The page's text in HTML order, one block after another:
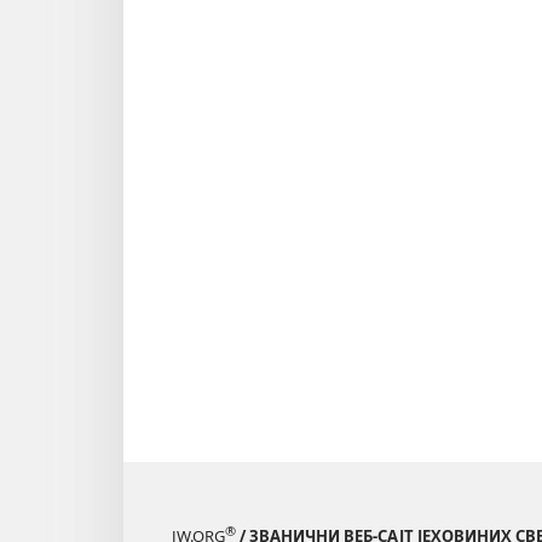
JW.ORG® / ЗВАНИЧНИ ВЕБ-САЈТ ЈЕХОВИНИХ